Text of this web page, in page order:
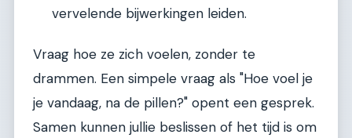
vervelende bijwerkingen leiden.
Vraag hoe ze zich voelen, zonder te
drammen. Een simpele vraag als "Hoe voel je
je vandaag, na de pillen?" opent een gesprek.
Samen kunnen jullie beslissen of het tijd is om